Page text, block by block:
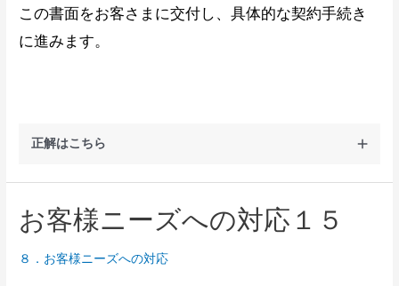
この書面をお客さまに交付し、具体的な契約手続き
に進みます。
正解はこちら
お客様ニーズへの対応１５
８．お客様ニーズへの対応